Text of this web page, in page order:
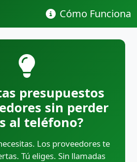
Cómo Funciona
presupuestos
sin perder
al teléfono?
Los proveedores te
Tú eliges. Sin llamadas